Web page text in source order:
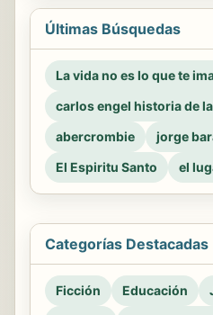
Últimas Búsquedas
La vida no es lo que te
carlos engel historia de
abercrombie
jorge
El Espiritu Santo
el
Categorías Destacadas
Ficción Educación